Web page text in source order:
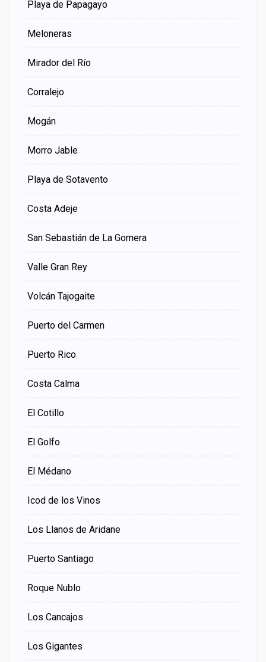
Playa de Papagayo
Meloneras
Mirador del Río
Corralejo
Mogán
Morro Jable
Playa de Sotavento
Costa Adeje
San Sebastián de La Gomera
Valle Gran Rey
Volcán Tajogaite
Puerto del Carmen
Puerto Rico
Costa Calma
El Cotillo
El Golfo
El Médano
Icod de los Vinos
Los Llanos de Aridane
Puerto Santiago
Roque Nublo
Los Cancajos
Los Gigantes